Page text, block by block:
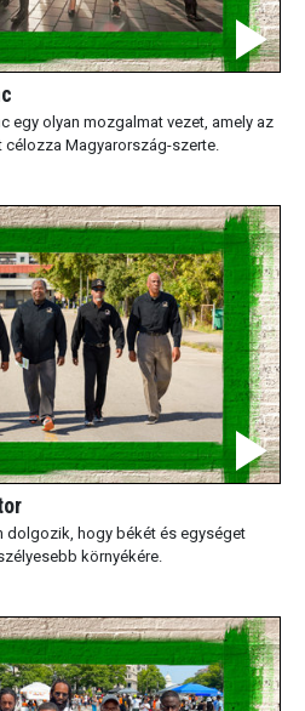
egy olyan mozgalmat vezet, amely az
Magyarország-szerte.
hogy békét és egységet
környékére.